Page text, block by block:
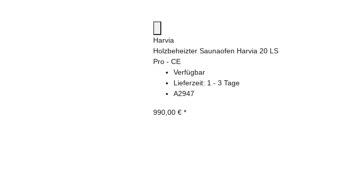
Harvia
Holzbeheizter Saunaofen Harvia 20 LS
Pro - CE
Verfügbar
Lieferzeit: 1 - 3 Tage
A2947
990,00 € *